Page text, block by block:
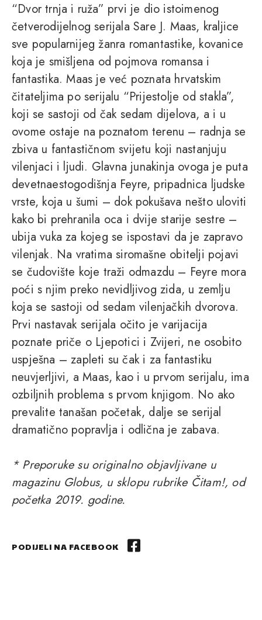
“Dvor trnja i ruža” prvi je dio istoimenog
četverodijelnog serijala Sare J. Maas, kraljice
sve popularnijeg žanra romantastike, kovanice
koja je smišljena od pojmova romansa i
fantastika. Maas je već poznata hrvatskim
čitateljima po serijalu “Prijestolje od stakla”,
koji se sastoji od čak sedam dijelova, a i u
ovome ostaje na poznatom terenu – radnja se
zbiva u fantastičnom svijetu koji nastanjuju
vilenjaci i ljudi. Glavna junakinja ovoga je puta
devetnaestogodišnja Feyre, pripadnica ljudske
vrste, koja u šumi – dok pokušava nešto uloviti
kako bi prehranila oca i dvije starije sestre –
ubija vuka za kojeg se ispostavi da je zapravo
vilenjak. Na vratima siromašne obitelji pojavi
se čudovište koje traži odmazdu – Feyre mora
poći s njim preko nevidljivog zida, u zemlju
koja se sastoji od sedam vilenjačkih dvorova.
Prvi nastavak serijala očito je varijacija
poznate priče o Ljepotici i Zvijeri, ne osobito
uspješna – zapleti su čak i za fantastiku
neuvjerljivi, a Maas, kao i u prvom serijalu, ima
ozbiljnih problema s prvom knjigom. No ako
prevalite tanašan početak, dalje se serijal
dramatično popravlja i odlična je zabava.
* Preporuke su originalno objavljivane u
magazinu Globus, u sklopu rubrike Čitam!, od
početka 2019. godine.
PODIJELI NA FACEBOOK